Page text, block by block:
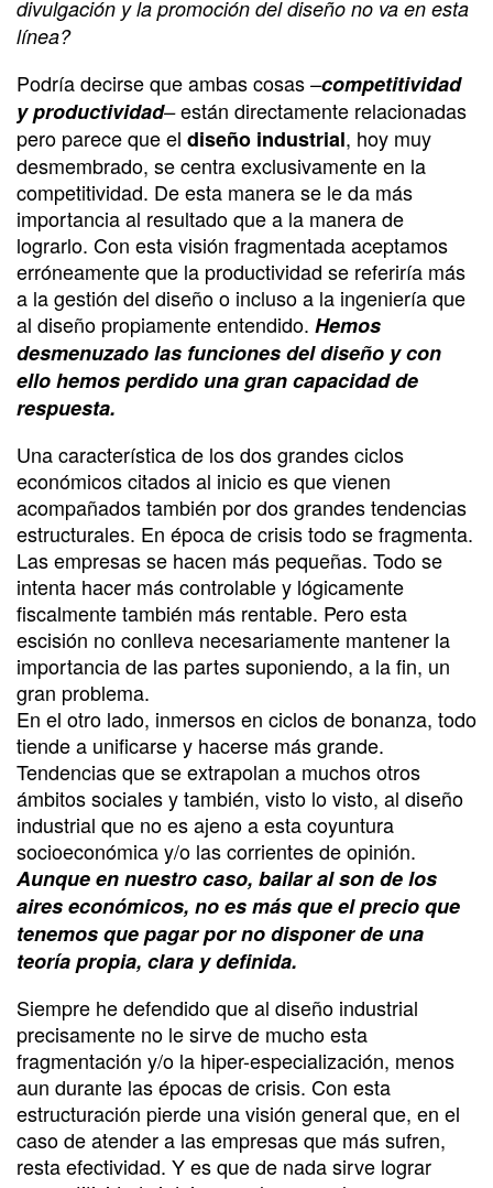
divulgación y la promoción del diseño no va en esta
línea?
Podría decirse que ambas cosas –competitividad
y productividad–están directamente relacionadas
pero parece que el diseño industrial, hoy muy
desmembrado, se centra exclusivamente en la
competitividad. De esta manera se le da más
importancia al resultado que a la manera de
lograrlo. Con esta visión fragmentada aceptamos
erróneamente que la productividad se referiría más
a la gestión del diseño o incluso a la ingeniería que
al diseño propiamente entendido. Hemos
desmenuzado las funciones del diseño y con
ello hemos perdido una gran capacidad de
respuesta.
Una característica de los dos grandes ciclos
económicos citados al inicio es que vienen
acompañados también por dos grandes tendencias
estructurales. En época de crisis todo se fragmenta.
Las empresas se hacen más pequeñas. Todo se
intenta hacer más controlable y lógicamente
fiscalmente también más rentable. Pero esta
escisión no conlleva necesariamente mantener la
importancia de las partes suponiendo, a la fin, un
gran problema.
En el otro lado, inmersos en ciclos de bonanza, todo
tiende a unificarse y hacerse más grande.
Tendencias que se extrapolan a muchos otros
ámbitos sociales y también, visto lo visto, al diseño
industrial que no es ajeno a esta coyuntura
socioeconómica y/o las corrientes de opinión.
Aunque en nuestro caso, bailar al son de los
aires económicos, no es más que el precio que
tenemos que pagar por no disponer de una
teoría propia, clara y definida.
Siempre he defendido que al diseño industrial
precisamente no le sirve de mucho esta
fragmentación y/o la hiper-especialización, menos
aun durante las épocas de crisis. Con esta
estructuración pierde una visión general que, en el
caso de atender a las empresas que más sufren,
resta efectividad. Y es que de nada sirve lograr